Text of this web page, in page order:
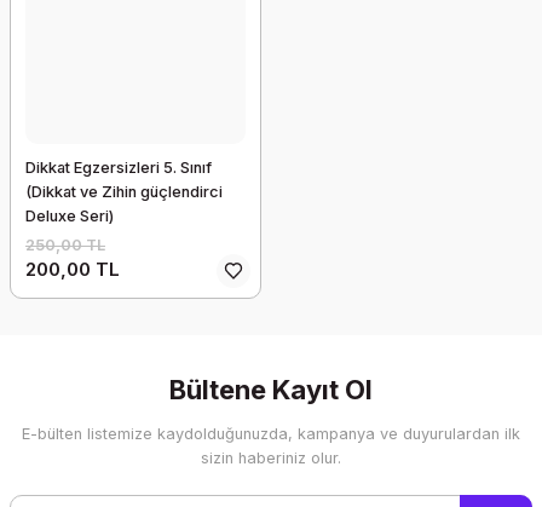
Dikkat Egzersizleri 5. Sınıf
(Dikkat ve Zihin güçlendirci
Deluxe Seri)
250,00 TL
200,00 TL
Bültene Kayıt Ol
E-bülten listemize kaydolduğunuzda, kampanya ve duyurulardan ilk
sizin haberiniz olur.